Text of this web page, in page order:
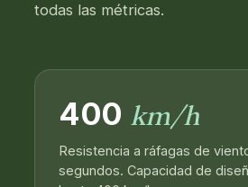
todas las métricas.
400 km/h
Resistencia a ráfagas de
segundos. Capacidad de